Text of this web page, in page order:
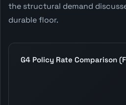
the structural demand
durable floor.
G4 Policy Rate Comparison